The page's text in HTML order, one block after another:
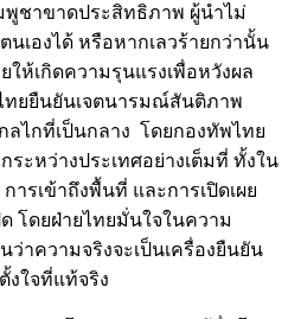
ชาขาดประสิทธิภาพ ผู้นำไม่
เองได้ หรือหากเลวร้ายกว่านั้น
ให้เกิดความรุนแรงเพื่อหวังผล
ทยยืนยันเจตนารมณ์สันติภาพ
ลไกที่เป็นกลาง โดยกองทัพไทย
ะหว่างประเทศอย่างเต็มที่ ทั้งใน
ารเข้าถึงพื้นที่ และการเปิดเผย
โดยฝ่ายไทยมั่นใจในความ
ว่าความจริงจะเป็นเครื่องยืนยัน
งใจที่แท้จริง